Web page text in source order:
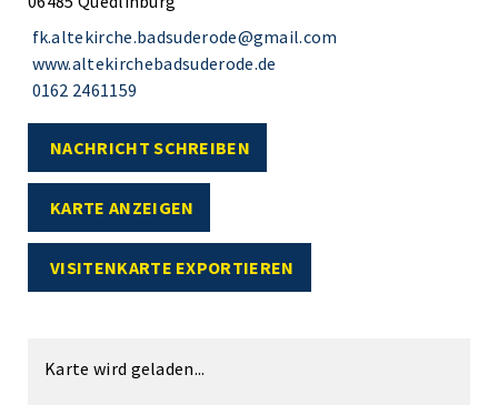
fk.altekirche.badsuderode@gmail.com
www.altekirchebadsuderode.de
0162 2461159
NACHRICHT SCHREIBEN
KARTE ANZEIGEN
VISITENKARTE EXPORTIEREN
Karte wird geladen...